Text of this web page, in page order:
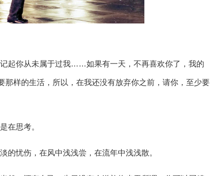
起你从未属于过我……如果有一天，不再喜欢你了，我的
样的生活，所以，在我还没有放弃你之前，请你，至少要
在思考。
的忧伤，在风中浅浅尝，在流年中浅浅散。